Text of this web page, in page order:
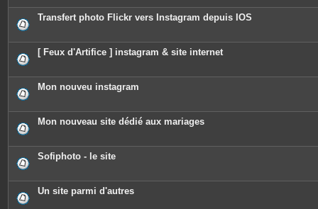
Transfert photo Flickr vers Instagram depuis IOS
[ Feux d'Artifice ] instagram & site internet
Mon nouveu instagram
Mon nouveau site dédié aux mariages
Sofiphoto - le site
Un site parmi d'autres